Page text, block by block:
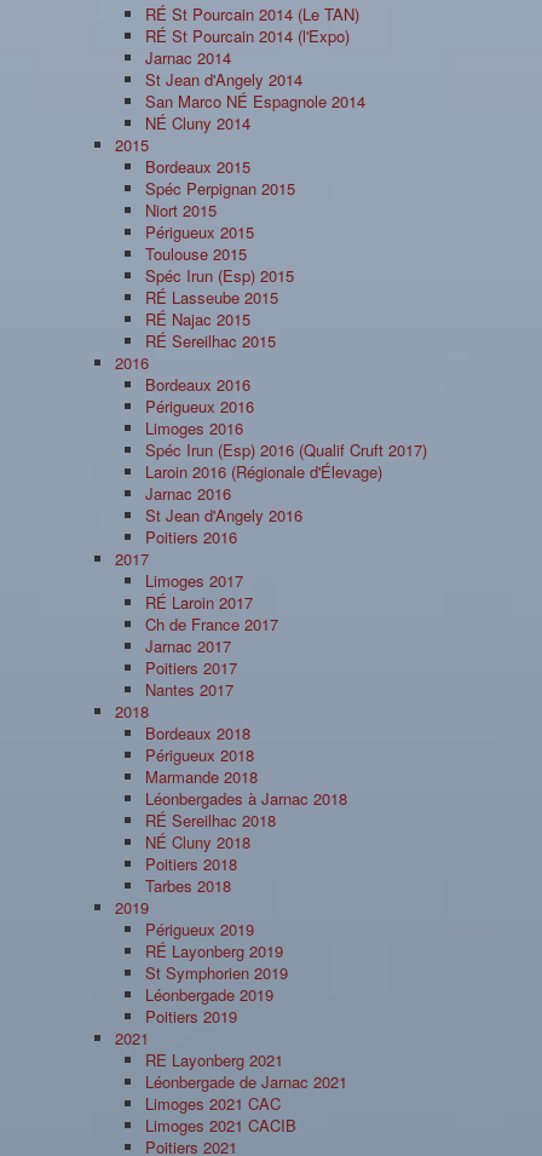
RÉ St Pourcain 2014 (Le TAN)
RÉ St Pourcain 2014 (l'Expo)
Jarnac 2014
St Jean d'Angely 2014
San Marco NÉ Espagnole 2014
NÉ Cluny 2014
2015
Bordeaux 2015
Spéc Perpignan 2015
Niort 2015
Périgueux 2015
Toulouse 2015
Spéc Irun (Esp) 2015
RÉ Lasseube 2015
RÉ Najac 2015
RÉ Sereilhac 2015
2016
Bordeaux 2016
Périgueux 2016
Limoges 2016
Spéc Irun (Esp) 2016 (Qualif Cruft 2017)
Laroin 2016 (Régionale d'Élevage)
Jarnac 2016
St Jean d'Angely 2016
Poitiers 2016
2017
Limoges 2017
RÉ Laroin 2017
Ch de France 2017
Jarnac 2017
Poitiers 2017
Nantes 2017
2018
Bordeaux 2018
Périgueux 2018
Marmande 2018
Léonbergades à Jarnac 2018
RÉ Sereilhac 2018
NÉ Cluny 2018
Poitiers 2018
Tarbes 2018
2019
Périgueux 2019
RÉ Layonberg 2019
St Symphorien 2019
Léonbergade 2019
Poitiers 2019
2021
RE Layonberg 2021
Léonbergade de Jarnac 2021
Limoges 2021 CAC
Limoges 2021 CACIB
Poitiers 2021